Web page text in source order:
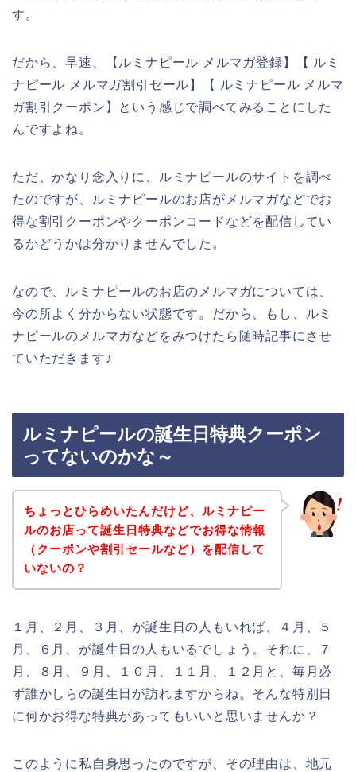
す。
だから、早速、【ルミナピール メルマガ登録】【 ルミ
ナピール メルマガ割引セール】【 ルミナピール メルマ
ガ割引クーポン】という感じで調べてみることにした
んですよね。
ただ、かなり念入りに、ルミナピールのサイトを調べ
たのですが、ルミナピールのお店がメルマガなどでお
得な割引クーポンやクーポンコードなどを配信してい
るかどうかは分かりませんでした。
なので、ルミナピールのお店のメルマガについては、
今の所よく分からない状態です。だから、もし、ルミ
ナピールのメルマガなどをみつけたら随時記事にさせ
ていただきます♪
ルミナピールの誕生日特典クーポン
ってないのかな～
ちょっとひらめいたんだけど、ルミナピー
ルのお店って誕生日特典などでお得な情報
（クーポンや割引セールなど）を配信して
いないの？
１月、２月、３月、が誕生日の人もいれば、４月、５
月、６月、が誕生日の人もいるでしょう。それに、７
月、８月、９月、１０月、１１月、１２月と、毎月必
ず誰かしらの誕生日が訪れますからね。そんな特別日
に何かお得な特典があってもいいと思いませんか？
このように私自身思ったのですが、その理由は、地元